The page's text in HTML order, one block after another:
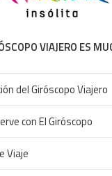
VIAJERO ES
del Giróscopo Viajero
con El Giróscopo
Viaje